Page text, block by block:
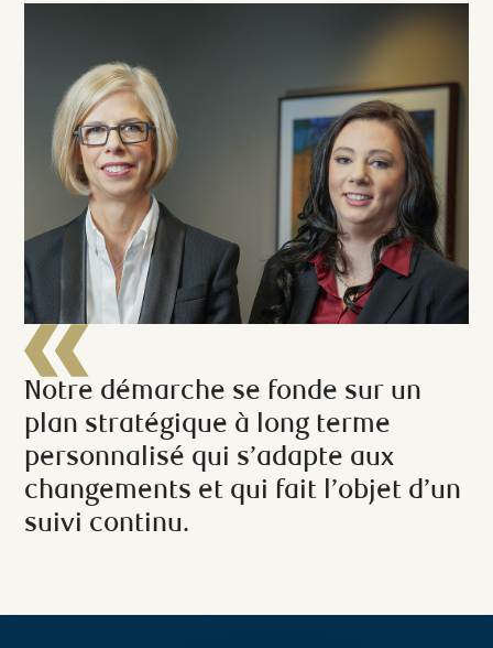
Notre démarche se fonde sur un
plan stratégique à long terme
personnalisé qui s’adapte aux
changements et qui fait l’objet d’un
suivi continu.